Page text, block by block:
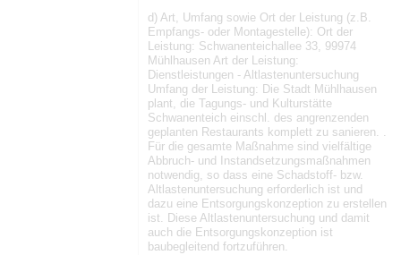
d) Art, Umfang sowie Ort der Leistung (z.B.
Empfangs- oder Montagestelle): Ort der
Leistung: Schwanenteichallee 33, 99974
Mühlhausen Art der Leistung:
Dienstleistungen - Altlastenuntersuchung
Umfang der Leistung: Die Stadt Mühlhausen
plant, die Tagungs- und Kulturstätte
Schwanenteich einschl. des angrenzenden
geplanten Restaurants komplett zu sanieren. .
Für die gesamte Maßnahme sind vielfältige
Abbruch- und Instandsetzungsmaßnahmen
notwendig, so dass eine Schadstoff- bzw.
Altlastenuntersuchung erforderlich ist und
dazu eine Entsorgungskonzeption zu erstellen
ist. Diese Altlastenuntersuchung und damit
auch die Entsorgungskonzeption ist
baubegleitend fortzuführen.